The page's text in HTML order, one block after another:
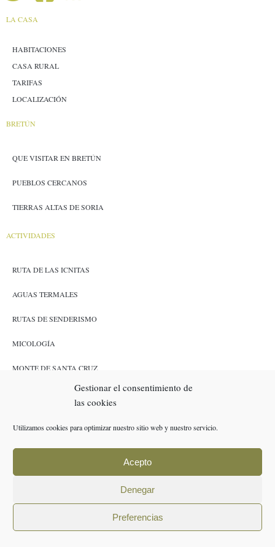
Gestionar el consentimiento de
las cookies
Utilizamos cookies para optimizar nuestro sitio web y nuestro servicio.
Acepto
Denegar
Preferencias
LA CASA
HABITACIONES
CASA RURAL
TARIFAS
LOCALIZACIÓN
BRETÚN
QUE VISITAR EN BRETÚN
PUEBLOS CERCANOS
TIERRAS ALTAS DE SORIA
ACTIVIDADES
RUTA DE LAS ICNITAS
AGUAS TERMALES
RUTAS DE SENDERISMO
MICOLOGÍA
MONTE DE SANTA CRUZ
POLÍTICA DE COOKIES (UE)
AVISO LEGAL
POLÍTICA DE PRIVACIDAD